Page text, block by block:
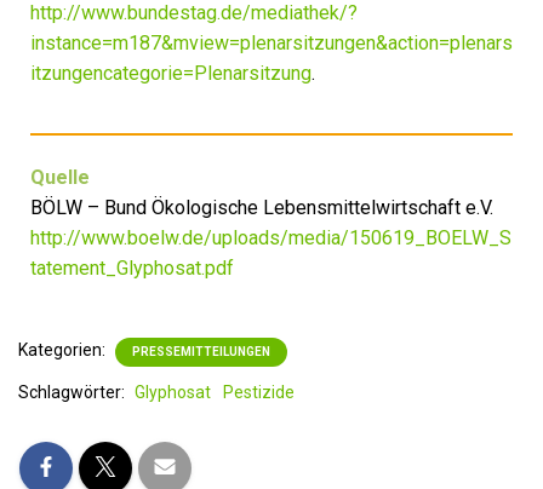
http://www.bundestag.de/mediathek/?
instance=m187&mview=plenarsitzungen&action=plenars
itzungencategorie=Plenarsitzung.
Quelle
BÖLW – Bund Ökologische Lebensmittelwirtschaft e.V.
http://www.boelw.de/uploads/media/150619_BOELW_S
tatement_Glyphosat.pdf
Kategorien: PRESSEMITTEILUNGEN
Schlagwörter: Glyphosat Pestizide